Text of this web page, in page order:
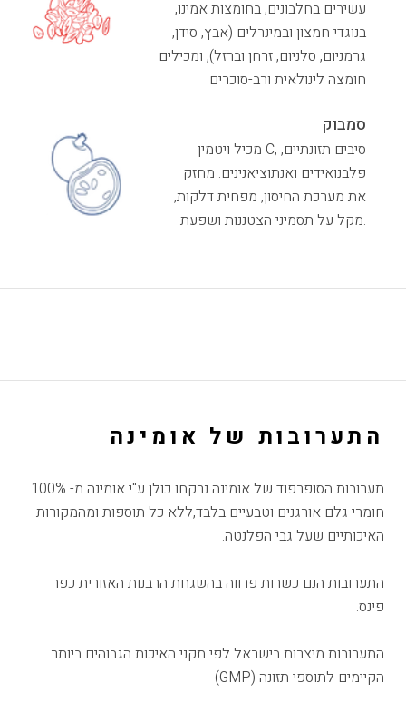
עשירים בחלבונים, בחומצות אמינו,
בנוגדי חמצון ובמינרלים (אבץ, סידן,
גרמניום, סלניום, זרחן וברזל), ומכילים
חומצה לינולאית ורב-סוכרים
סמבוק
מכיל ויטמין C, סיבים תזונתיים,
פלבנואידים ואנתוציאנינים. מחזק
את מערכת החיסון, מפחית דלקות,
מקל על תסמיני הצטננות ושפעת.
התערובות של אומינה
תערובות הסופרפוד של אומינה נרקחו כולן ע"י אומינה מ- 100%
חומרי גלם אורגנים וטבעיים בלבד,ללא כל תוספות ומהמקורות
האיכותיים שעל גבי הפלנטה.
התערובות הנם כשרות פרווה בהשגחת הרבנות האזורית כפר
פינס.
התערובות מיצרות בישראל לפי תקני האיכות הגבוהים ביותר
הקיימים לתוספי תזונה (GMP)